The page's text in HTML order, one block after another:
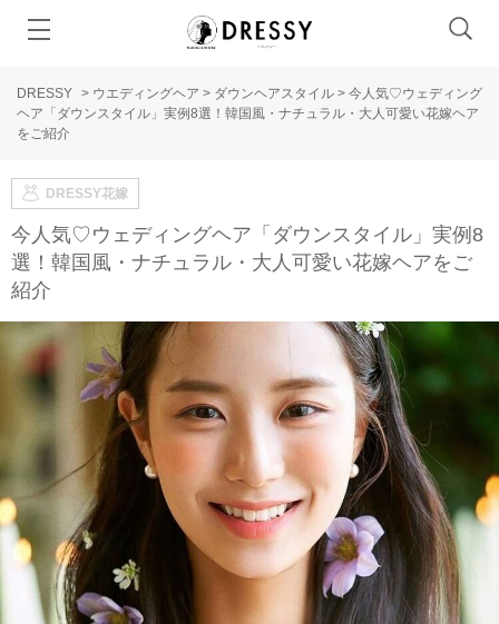
DRESSY > ウエディングヘア > ダウンヘアスタイル > 今人気♡ウェディング
ヘア「ダウンスタイル」実例8選！韓国風・ナチュラル・大人可愛い花嫁ヘア
をご紹介
DRESSY花嫁
今人気♡ウェディングヘア「ダウンスタイル」実例8
選！韓国風・ナチュラル・大人可愛い花嫁ヘアをご
紹介